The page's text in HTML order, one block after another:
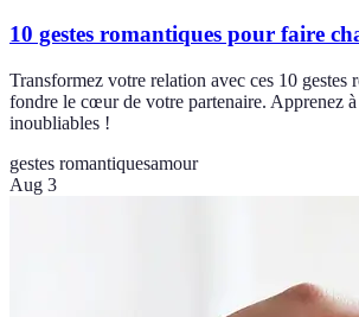
10 gestes romantiques pour faire
Transformez votre relation avec ces 10 gestes
fondre le cœur de votre partenaire. Apprenez à
inoubliables !
gestes romantiquesamour
Aug 3